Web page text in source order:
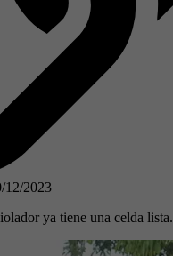
12/2023
ya tiene una celda lista.